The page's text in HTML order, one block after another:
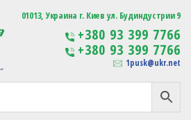
Компания Изготовление
сувенирной продукции
с логотипом
01013, Украина г. Киев ул. Будиндустрии 9
+380 93 399 7766
+380 93 399 7766
1pusk@ukr.net